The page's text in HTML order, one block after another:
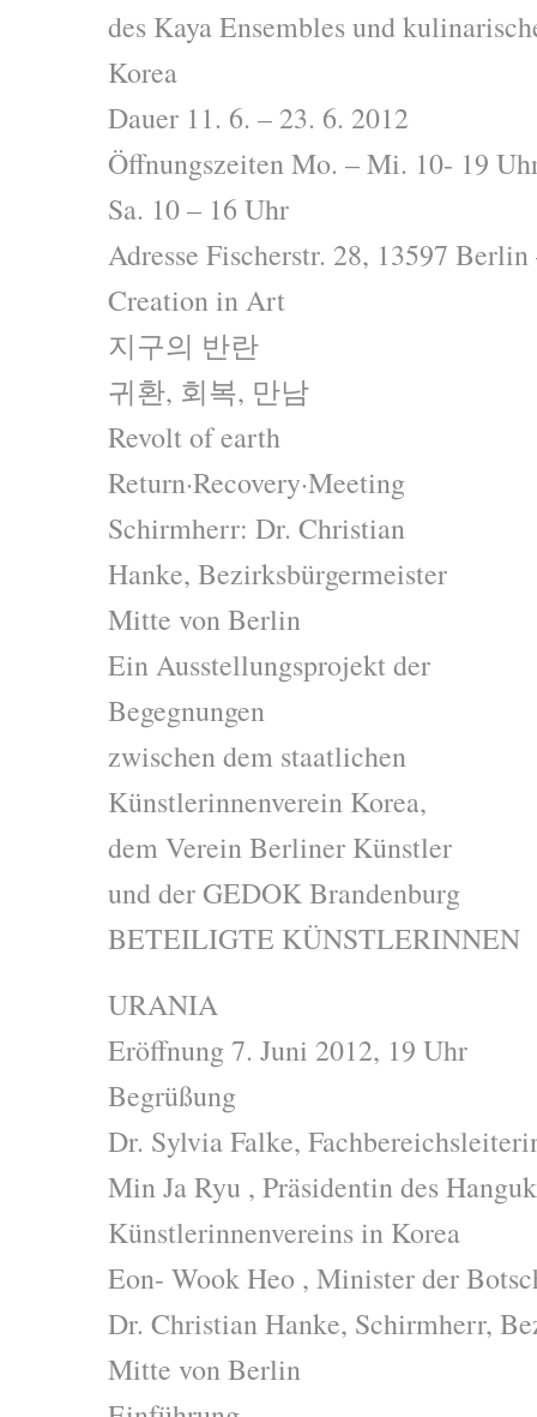
des Kaya Ensembles und
Korea
Dauer 11. 6. – 23. 6. 2012
Öffnungszeiten Mo. – Mi. 10- 19
Sa. 10 – 16 Uhr
Adresse Fischerstr. 28, 13597 Berlin
Creation in Art
지구의 반란
귀환, 회복, 만남
Revolt of earth
Return·Recovery·Meeting
Schirmherr: Dr. Christian
Hanke, Bezirksbürgermeister
Mitte von Berlin
Ein Ausstellungsprojekt der
Begegnungen
zwischen dem staatlichen
Künstlerinnenverein Korea,
dem Verein Berliner Künstler
und der GEDOK Brandenburg
BETEILIGTE KÜNSTLERINNEN
URANIA
Eröffnung 7. Juni 2012, 19 Uhr
Begrüßung
Dr. Sylvia Falke,
Min Ja Ryu , Präsidentin des
Künstlerinnenvereins in Korea
Eon- Wook Heo , Minister der
Dr. Christian Hanke, Schirmherr,
Mitte von Berlin